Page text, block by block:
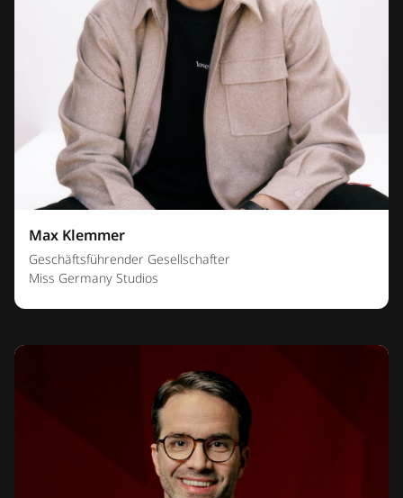
Max Klemmer
Geschäftsführender Gesellschafter
Miss Germany Studios